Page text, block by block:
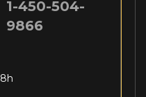
1-450-504-
9866